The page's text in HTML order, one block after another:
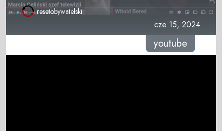
resetobywatelski
cze 15, 2024
youtube